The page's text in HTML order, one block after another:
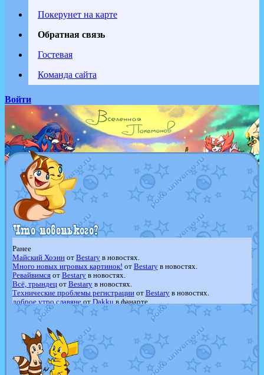
Покерунет на карте
Обратная связь
Гостевая
Команда сайта
Войти
Ранее
Майский Хоэннот Bestaryв новостях.
Много новых игровых картинок! от Bestaryв новостях.
Ревайвимсяот Bestaryв новостях.
Всё, трындецот Bestaryв новостях.
Технические проблемы регистрацииот Bestaryв новостях.
доброе утро славянеот Dakku в фанарте.
Йолда и Мимикью отMavisNyanCatв фанарте.
Недовольный котомангуст
в фанарте.
The Dark Wishmaker
отRandomon
шадоу спиритомб
отilovearceus
в фанарте.
траббишотilovearceusв фанарте.
Raging BoltотGraceDaFox
в фанарте.
Shadow mismagiusотJOK_julia
в фанарте.
художникотvicavicaв фанарте.